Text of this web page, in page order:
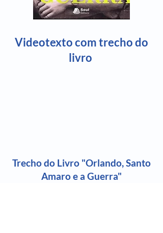
Videotexto com trecho do
livro
Trecho do Livro "Orlando, Santo
Amaro e a Guerra"